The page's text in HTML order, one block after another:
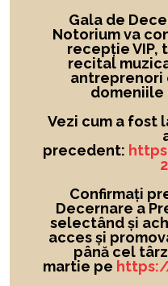
Gala de
Notorium va
recepție VIP,
recital
antreprenori
Vezi cum a fost
precedent:
Confirmați
Decernare a
selectând și
acces și
până cel
martie pe